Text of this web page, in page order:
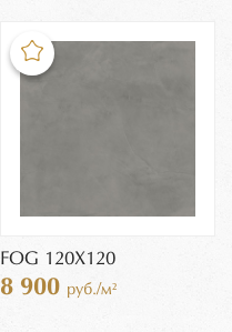
FOG 120X120
8 900 руб./м²